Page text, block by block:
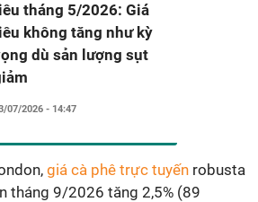
tháng 5/2026: Giá
không tăng như kỳ
dù sản lượng sụt
07/2026 - 14:47
giá cà phê trực tuyến robusta
tháng 9/2026 tăng 2,5% (89